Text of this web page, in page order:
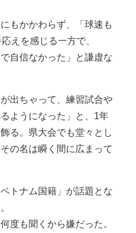
もかかわらず、「球速も
えを感じる一方で、
自信なかった」と謙虚な
出ちゃって、練習試合や
ようになった」と、1年
る。県大会でも堂々とし
の名は瞬く間に広まって
トナム国籍」が話題とな
度も聞くから嫌だった。